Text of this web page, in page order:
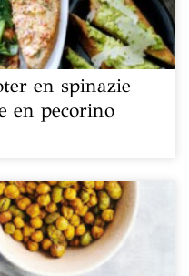
en spinazie
en pecorino